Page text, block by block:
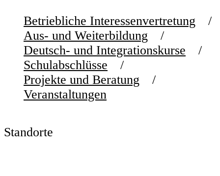
Betriebliche Interessenvertretung
Aus- und Weiterbildung
Deutsch- und Integrationskurse
Schulabschlüsse
Projekte und Beratung
Veranstaltungen
Standorte